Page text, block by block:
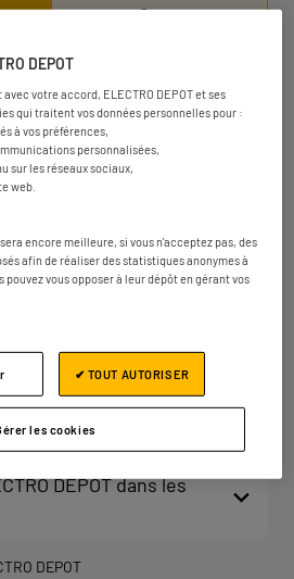
Carte
DEPOT MONTBELIARD
DEPOT MULHOUSE
Plus d'infos
DEPOT dans les
DEPOT
DEPOT
votre accord, ELECTRO DEPOT et ses
qui traitent vos données personnelles pour :
à vos préférences,
personnalisées,
sur les réseaux sociaux,
web.
encore meilleure, si vous n'acceptez pas, des
afin de réaliser des statistiques anonymes à
vous opposer à leur dépôt en gérant vos
les cookies
✔ TOUT AUTORISER